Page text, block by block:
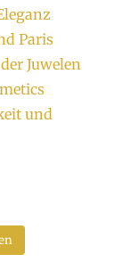
Paris
Juwelen
und